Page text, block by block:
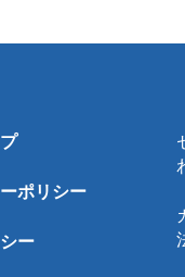
ポリシー
ー